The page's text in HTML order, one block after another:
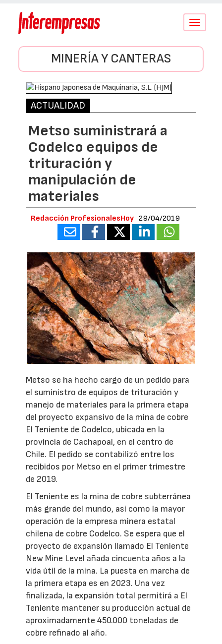
Conmutar
MINERÍA Y CANTERAS
ACTUALIDAD
Metso suministrará a
Codelco equipos de
trituración y
manipulación de
materiales
Redacción ProfesionalesHoy 29/04/2019
Metso se ha hecho cargo de un pedido para
el suministro de equipos de trituración y
manejo de materiales para la primera etapa
del proyecto expansivo de la mina de cobre
El Teniente de Codelco, ubicada en la
provincia de Cachapoal, en el centro de
Chile. El pedido se contabilizó entre los
recibidos por Metso en el primer trimestre
de 2019.
El Teniente es la mina de cobre subterránea
más grande del mundo, así como la mayor
operación de la empresa minera estatal
chilena de cobre Codelco. Se espera que el
proyecto de expansión llamado El Teniente
New Mine Level añada cincuenta años a la
vida útil de la mina. La puesta en marcha de
la primera etapa es en 2023. Una vez
finalizada, la expansión total permitirá a El
Teniente mantener su producción actual de
aproximadamente 450.000 toneladas de
cobre refinado al año.